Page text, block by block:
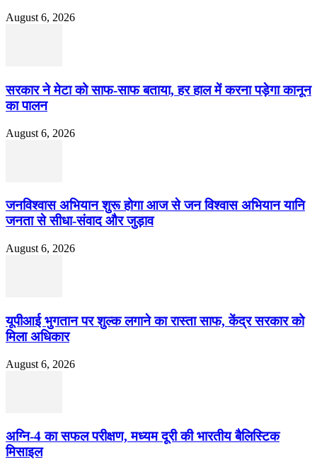
August 6, 2026
सरकार ने मेटा को साफ-साफ बताया, हर हाल में करना पड़ेगा कानून
का पालन
August 6, 2026
जनविश्वास अभियान शुरू होगा आज से जन विश्वास अभियान यानि
जनता से सीधा-संवाद और जुड़ाव
August 6, 2026
यूपीआई भुगतान पर शुल्क लगाने का रास्ता साफ, केंद्र सरकार को
मिला अधिकार
August 6, 2026
अग्नि-4 का सफल परीक्षण, मध्यम दूरी की भारतीय बैलिस्टिक
मिसाइल